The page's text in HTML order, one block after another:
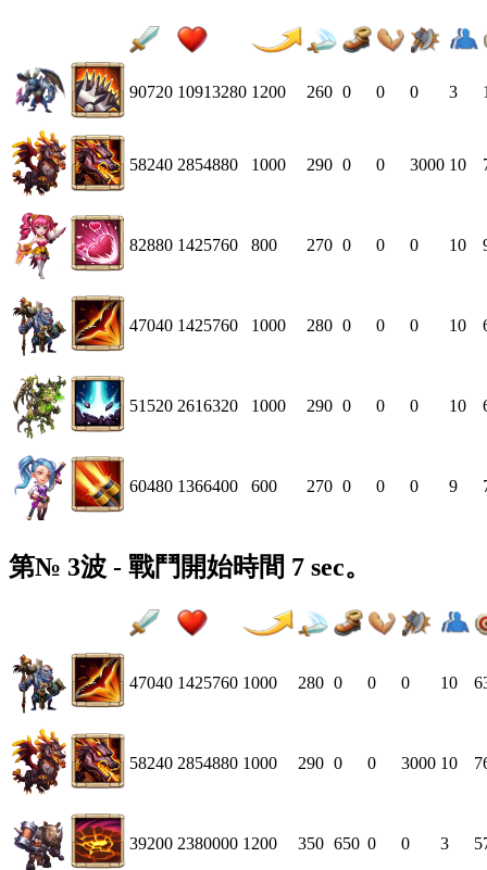
90720 10913280 1200 260 0 0 0 3
58240 2854880 1000 290 0 0 3000 10
82880 1425760 800 270 0 0 0 10
47040 1425760 1000 280 0 0 0 10
51520 2616320 1000 290 0 0 0 10
60480 1366400 600 270 0 0 0 9
第№ 3波 - 戰鬥開始時間 7 sec。
47040 1425760 1000 280 0 0 0 10
58240 2854880 1000 290 0 0 3000 10
39200 2380000 1200 350 650 0 0 3